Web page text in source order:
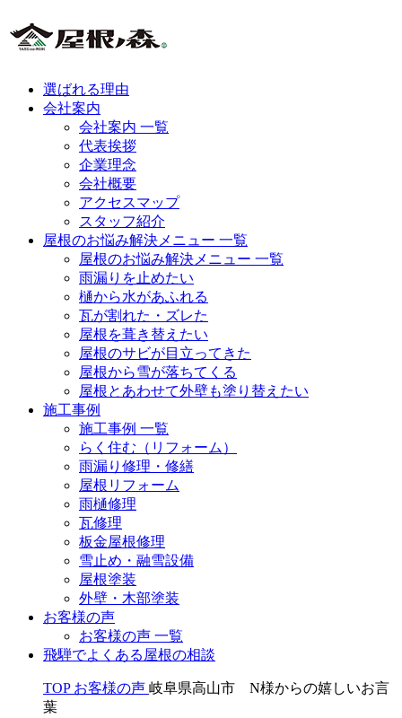
選ばれる理由
会社案内
会社案内 一覧
代表挨拶
企業理念
会社概要
アクセスマップ
スタッフ紹介
屋根のお悩み解決メニュー 一覧
屋根のお悩み解決メニュー 一覧
雨漏りを止めたい
樋から水があふれる
瓦が割れた・ズレた
屋根を葺き替えたい
屋根のサビが目立ってきた
屋根から雪が落ちてくる
屋根とあわせて外壁も塗り替えたい
施工事例
施工事例 一覧
らく住む（リフォーム）
雨漏り修理・修繕
屋根リフォーム
雨樋修理
瓦修理
板金屋根修理
雪止め・融雪設備
屋根塗装
外壁・木部塗装
お客様の声
お客様の声 一覧
飛騨でよくある屋根の相談
TOP お客様の声 岐阜県高山市 N様からの嬉しいお言
葉